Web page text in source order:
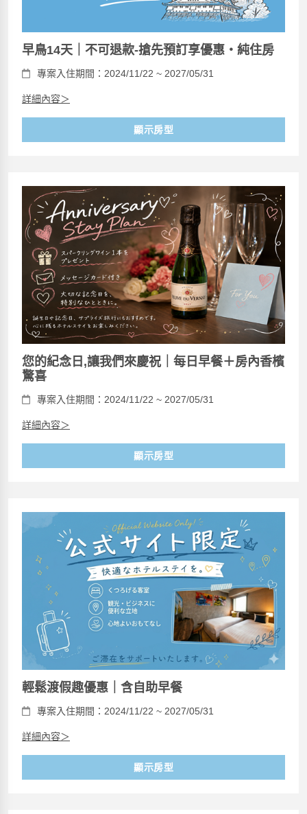
早鳥14天｜不可退款-搶先預訂享優惠・純住房
專案入住期間：2024/11/22 ~ 2027/05/31
詳細內容＞
顯示房型
您的紀念日,讓我們來慶祝｜每日早餐＋房內香檳
驚喜
專案入住期間：2024/11/22 ~ 2027/05/31
詳細內容＞
顯示房型
輕鬆渡假趣優惠｜含自助早餐
專案入住期間：2024/11/22 ~ 2027/05/31
詳細內容＞
顯示房型